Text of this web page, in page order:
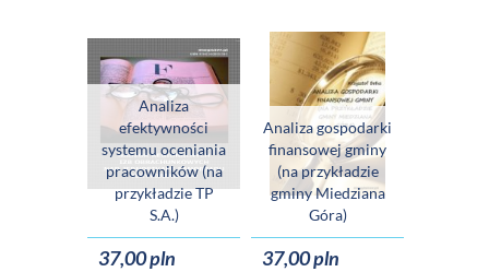
Analiza
efektywności
systemu oceniania
pracowników (na
przykładzie TP
S.A.)
37,00 pln
Analiza gospodarki
finansowej gminy
(na przykładzie
gminy Miedziana
Góra)
37,00 pln